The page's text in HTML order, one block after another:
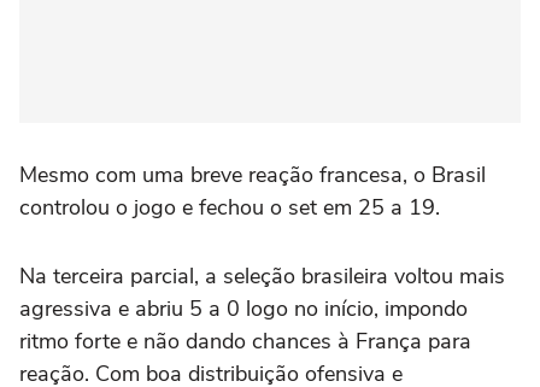
Mesmo com uma breve reação francesa, o Brasil
controlou o jogo e fechou o set em 25 a 19.
Na terceira parcial, a seleção brasileira voltou mais
agressiva e abriu 5 a 0 logo no início, impondo
ritmo forte e não dando chances à França para
reação. Com boa distribuição ofensiva e